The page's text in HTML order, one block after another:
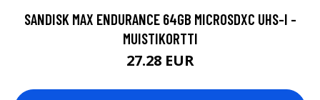
SANDISK MAX ENDURANCE 64GB MICROSDXC UHS-I -
MUISTIKORTTI
27.28 EUR